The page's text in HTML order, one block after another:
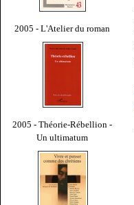
2005 - L'Atelier du roman
2005 - Théorie-Rébellion -
Un ultimatum